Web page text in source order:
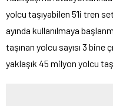
yolcu taşıyabilen 5’li tren
ayında kullanılmaya
taşınan yolcu sayısı 3 bine
yaklaşık 45 milyon yolcu